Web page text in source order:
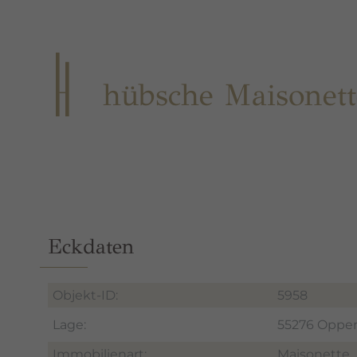
hübsche
Eckdaten
Objekt-ID:
5958
Lage:
55276